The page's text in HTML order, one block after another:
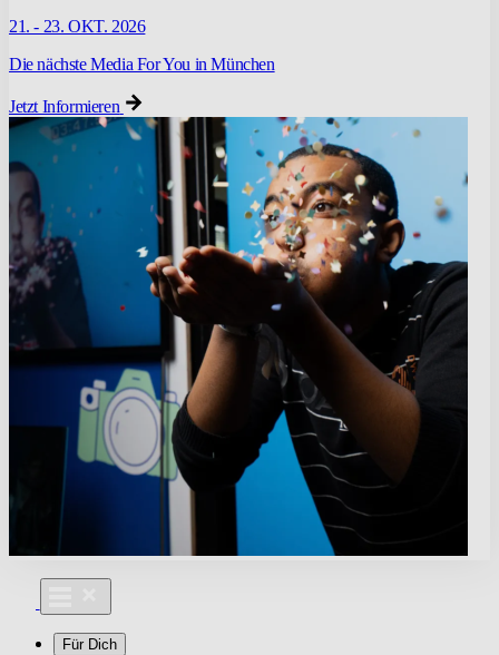
21. - 23. OKT. 2026
Die nächste Media For You in München
Jetzt Informieren
Für Dich